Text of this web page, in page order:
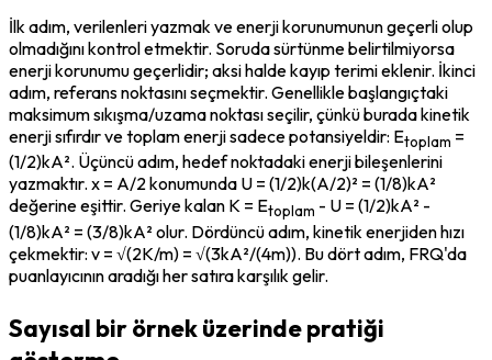
İlk adım, verilenleri yazmak ve enerji korunumunun geçerli olup
olmadığını kontrol etmektir. Soruda sürtünme belirtilmiyorsa
enerji korunumu geçerlidir; aksi halde kayıp terimi eklenir. İkinci
adım, referans noktasını seçmektir. Genellikle başlangıçtaki
maksimum sıkışma/uzama noktası seçilir, çünkü burada kinetik
enerji sıfırdır ve toplam enerji sadece potansiyeldir: Etoplam =
(1/2)kA². Üçüncü adım, hedef noktadaki enerji bileşenlerini
yazmaktır. x = A/2 konumunda U = (1/2)k(A/2)² = (1/8)kA²
değerine eşittir. Geriye kalan K = Etoplam - U = (1/2)kA² -
(1/8)kA² = (3/8)kA² olur. Dördüncü adım, kinetik enerjiden hızı
çekmektir: v = √(2K/m) = √(3kA²/(4m)). Bu dört adım, FRQ'da
puanlayıcının aradığı her satıra karşılık gelir.
Sayısal bir örnek üzerinde pratiği